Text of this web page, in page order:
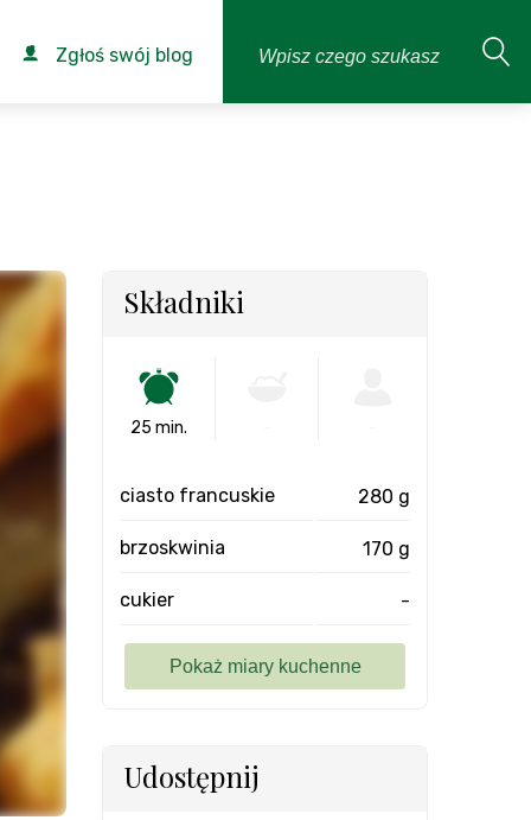
Zgłoś swój blog
Składniki
25 min.
ciasto francuskie 280 g
brzoskwinia 170 g
cukier -
Udostępnij